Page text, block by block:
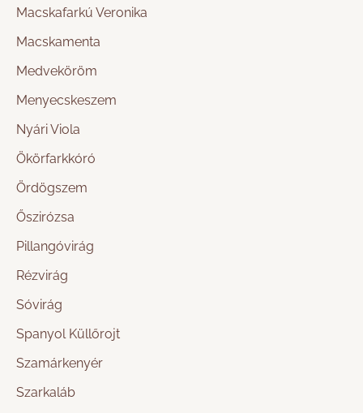
Macskafarkú Veronika
Macskamenta
Medveköröm
Menyecskeszem
Nyári Viola
Ökörfarkkóró
Ördögszem
Őszirózsa
Pillangóvirág
Rézvirág
Sóvirág
Spanyol Küllőrojt
Szamárkenyér
Szarkaláb